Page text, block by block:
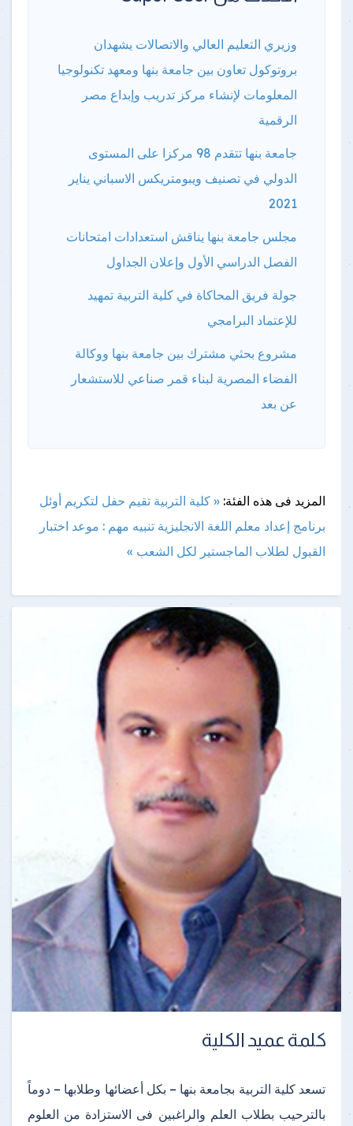
وزيري التعليم العالي والاتصالات يشهدان
بروتوكول تعاون بين جامعة بنها ومعهد تكنولوجيا
المعلومات لإنشاء مركز تدريب وإبداع مصر
الرقمية
جامعة بنها تتقدم 98 مركزا على المستوى
الدولي في تصنيف ويبومتريكس الاسباني يناير
2021
مجلس جامعة بنها يناقش استعدادات امتحانات
الفصل الدراسي الأول وإعلان الجداول
جولة فريق المحاكاة في كلية التربية تمهيد
للإعتماد البرامجي
مشروع بحثي مشترك بين جامعة بنها ووكالة
الفضاء المصرية لبناء قمر صناعي للاستشعار
عن بعد
المزيد فى هذه الفئة: « كلية التربية تقيم حفل لتكريم أوئل
برنامج إعداد معلم اللغة الانجليزية تنبيه مهم : موعد اختبار
القبول لطلاب الماجستير لكل الشعب »
كلمة عميد الكلية
تسعد كلية التربية بجامعة بنها – بكل أعضائها وطلابها – دوماً
بالترحيب بطلاب العلم والراغبين فى الاستزادة من العلوم